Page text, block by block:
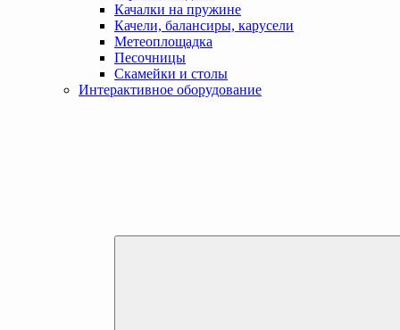
Качалки на пружине
Качели, балансиры, карусели
Метеоплощадка
Песочницы
Скамейки и столы
Интерактивное оборудование